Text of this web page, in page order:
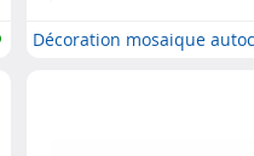
Décoration mosaique